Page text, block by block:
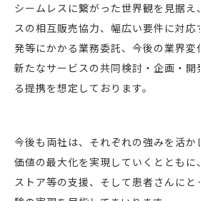
シームレスに繋がった世界観を見据
スの相互販売協力、幅広い要件に対
発等にかかる業務委託、今後の業界
新たなサービスの共同検討・企画・
る提携を想定しております。
今後も両社は、それぞれの強みを活
価値の最大化を実現していくととも
ストア等の支援、そして患者さんに